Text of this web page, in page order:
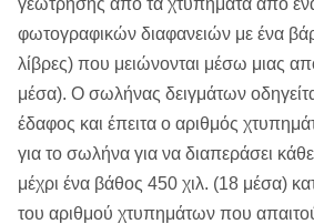
γεώτρησης από τα χτυπήματα από
φωτογραφικών διαφανειών με ένα
λίβρες) που μειώνονται μέσω μιας
μέσα). Ο σωλήνας δειγμάτων
έδαφος και έπειτα ο αριθμός
για το σωλήνα για να διαπεράσει
μέχρι ένα βάθος 450 χιλ. (18 μέσα)
του αριθμού χτυπημάτων που